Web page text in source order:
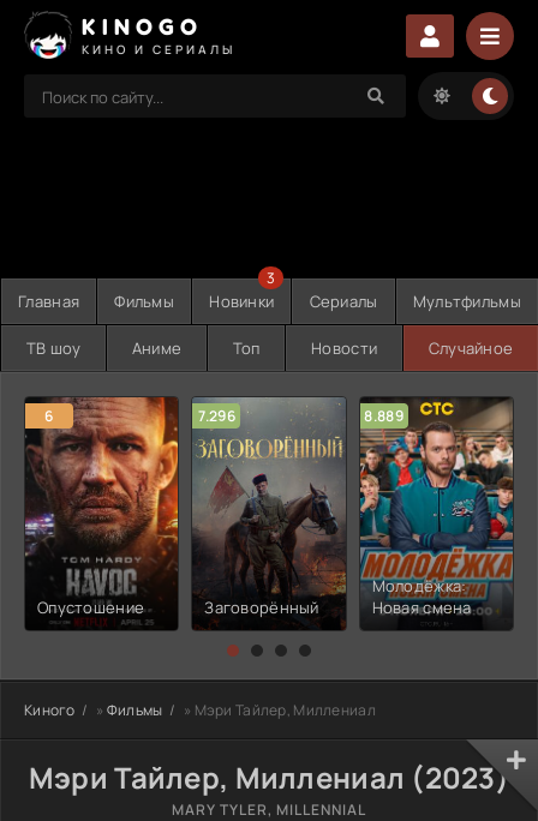
KINOGO
КИНО И СЕРИАЛЫ
Главная Фильмы Новинки
3
Сериалы Мультфильмы
ТВ шоу Аниме Топ Новости Случайное
6
Опустошение
7.296
Заговорённый
8.889
Молодёжка:
Новая смена
Киного » Фильмы » Мэри Тайлер, Миллениал
Мэри Тайлер, Миллениал (2023)
MARY TYLER, MILLENNIAL